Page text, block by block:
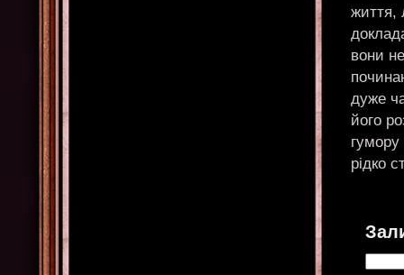
життя,
вони
дуже
його
рідко